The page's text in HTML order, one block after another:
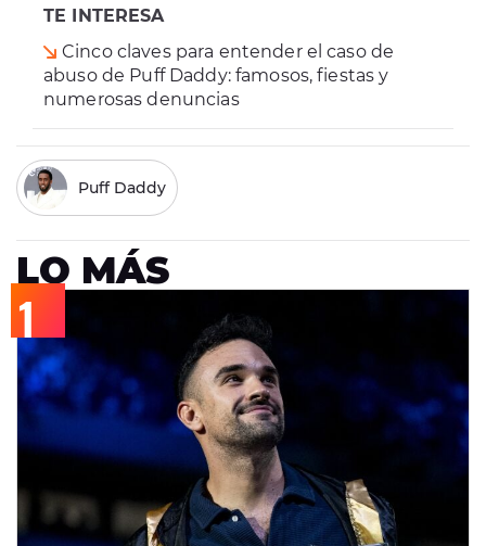
TE INTERESA
Cinco claves para entender el caso de
abuso de Puff Daddy: famosos, fiestas y
numerosas denuncias
Puff Daddy
LO MÁS